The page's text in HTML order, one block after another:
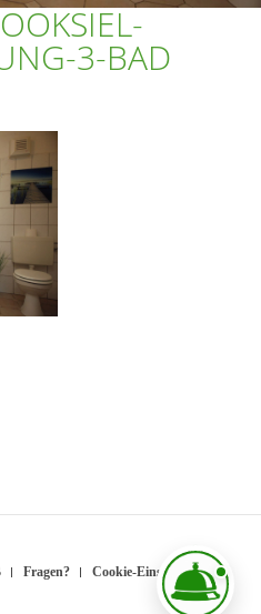
3-BAD
Fragen? Cookie-Einstellungen